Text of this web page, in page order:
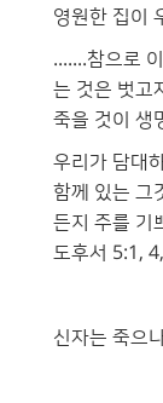
영원한 집이
.......참으로
는 것은 벗고
죽을 것이 생
우리가 담대
함께 있는 그
든지 주를 기
도후서 5:1,
신자는 죽으